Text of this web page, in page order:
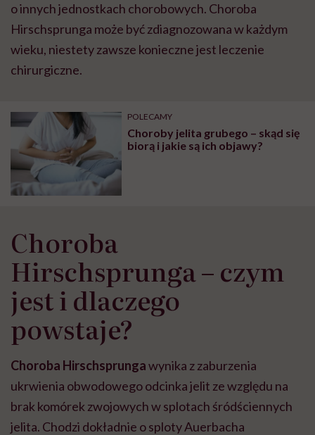
o innych jednostkach chorobowych. Choroba
Hirschsprunga może być zdiagnozowana w każdym
wieku, niestety zawsze konieczne jest leczenie
chirurgiczne.
POLECAMY
Choroby jelita grubego – skąd się
biorą i jakie są ich objawy?
Choroba
Hirschsprunga – czym
jest i dlaczego
powstaje?
Choroba Hirschsprungawynika z zaburzenia
ukrwienia obwodowego odcinka jelit ze względu na
brak komórek zwojowych w splotach śródściennych
jelita. Chodzi dokładnie o sploty Auerbacha